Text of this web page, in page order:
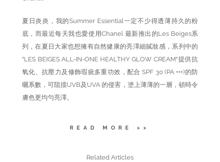
夏日炎炎，我的Summer Essential一定不少得透薄持久的粉
底，而最近每天我也愛使用Chanel 最新推出的Les Beiges系
列，在夏日大家也想擁有自然健康的亮澤細膩妝感，系列中的
"LES BEIGES ALL-IN-ONE HEALTHY GLOW CREAM"提供抗
氧化、抗壓力及修飾瑕疵多重功效，配合 SPF 30 (PA +++)的防
曬系數，可阻擋UVB及UVA 的侵害，塗上薄薄的一層，頓時令
膚色更均勻亮澤。
READ MORE >>
Related Articles